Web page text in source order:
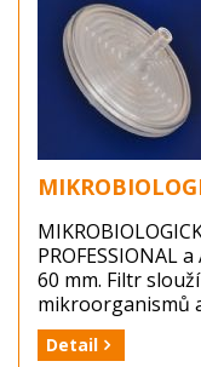
PROFESSIONAL
60 mm. Filtr
mikroorganismů
vracely zpět do
třeba měnit po
Detail